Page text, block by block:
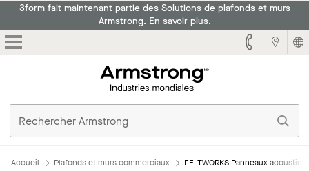
3form fait maintenant partie des Solutions de plafonds et murs
Armstrong. En savoir plus.
Accueil Plafonds et murs commerciaux FELTWORKS Panneaux